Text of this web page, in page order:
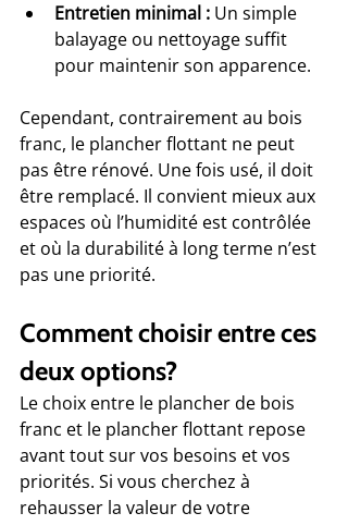
Entretien minimal : Un simple
balayage ou nettoyage suffit
pour maintenir son apparence.
Cependant, contrairement au bois
franc, le plancher flottant ne peut
pas être rénové. Une fois usé, il doit
être remplacé. Il convient mieux aux
espaces où l’humidité est contrôlée
et où la durabilité à long terme n’est
pas une priorité.
Comment choisir entre ces
deux options?
Le choix entre le plancher de bois
franc et le plancher flottant repose
avant tout sur vos besoins et vos
priorités. Si vous cherchez à
rehausser la valeur de votre